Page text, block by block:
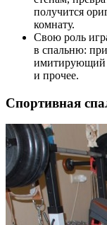
получится
комнату.
Свою роль
в спальню:
имитирующий
и прочее.
Спортивная